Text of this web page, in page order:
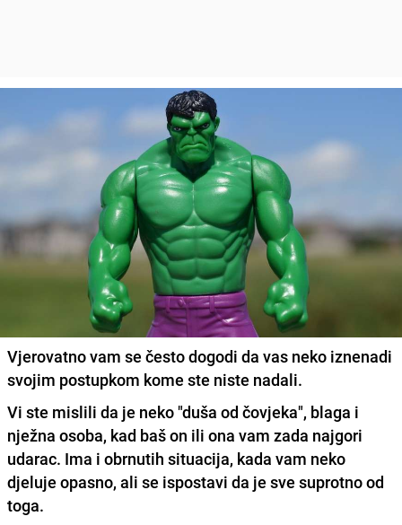
Vjerovatno vam se često dogodi da vas neko iznenadi
svojim postupkom kome ste niste nadali.
Vi ste mislili da je neko "duša od čovjeka", blaga i
nježna osoba, kad baš on ili ona vam zada najgori
udarac. Ima i obrnutih situacija, kada vam neko
djeluje opasno, ali se ispostavi da je sve suprotno od
toga.